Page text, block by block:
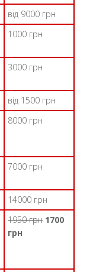
від 9000 грн
1000 грн
3000 грн
від 1500 грн
8000 грн
7000 грн
14000 грн
1950 грн 1700
грн